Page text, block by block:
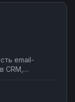
email-
CRM,
на
с вашими